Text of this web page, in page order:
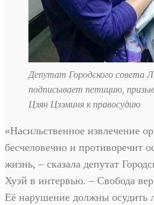
Депутат Городского совета
подписывает петицию,
Цзян Цзэминя к правосудию
«Насильственное извлечение
бесчеловечно и противоречит
жизнь, – сказала депутат
Хуэй в интервью. – Свобода
Её нарушение должны осудить